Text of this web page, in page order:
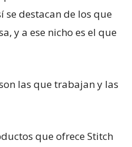
se destacan de los que
y a ese nicho es el que
las que trabajan y las
que ofrece Stitch